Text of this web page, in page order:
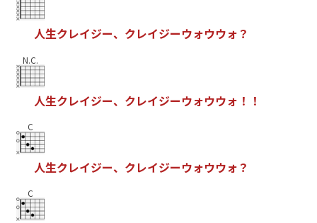
人生クレイジー、 クレイジーウォウウォ ？
N.C.
人生クレイジー、 クレイジーウォウウォ ！ ！
C
人生クレイジー、 クレイジーウォウウォ ？
C